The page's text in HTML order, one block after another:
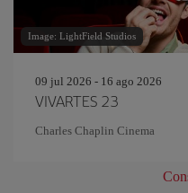
Image: LightField Studios
09 jul 2026 - 16 ago 2026
VIVARTES 23
Charles Chaplin Cinema